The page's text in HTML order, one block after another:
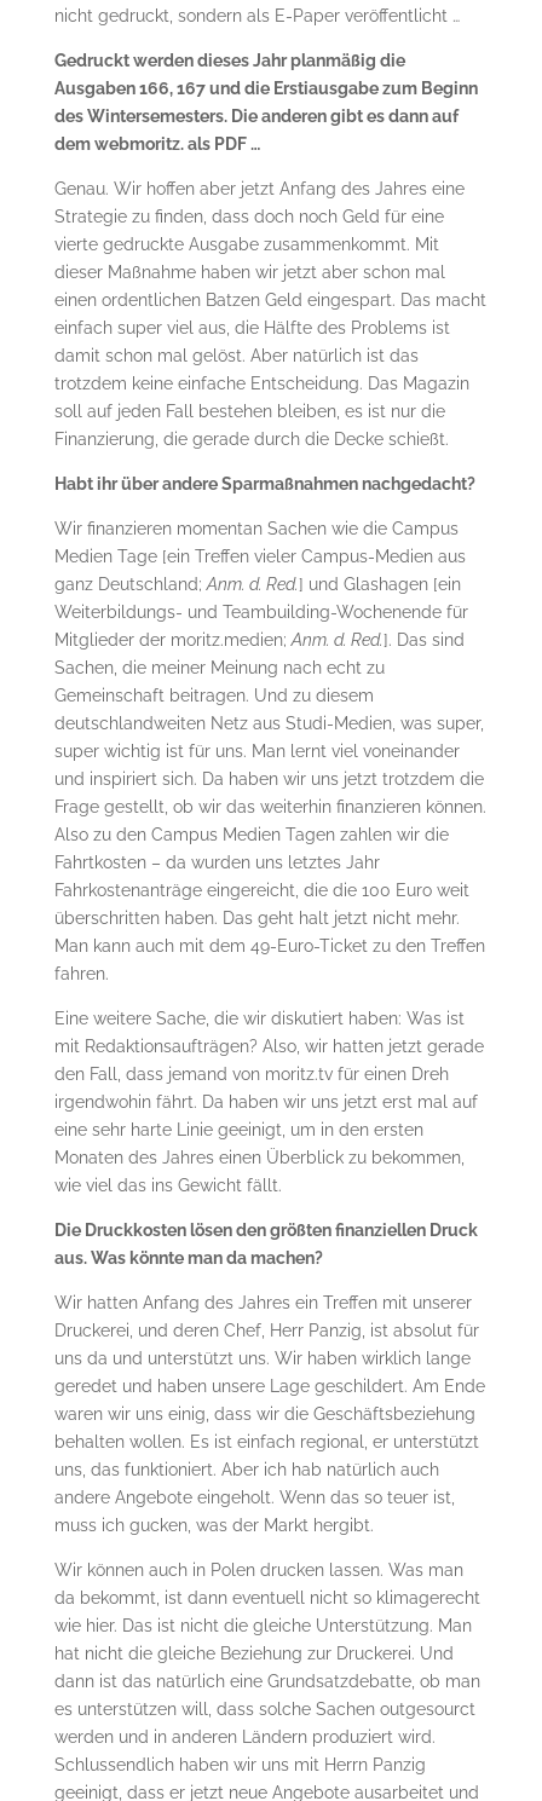
nicht gedruckt, sondern als E-Paper veröffentlicht …
Gedruckt werden dieses Jahr planmäßig die
Ausgaben 166, 167 und die Erstiausgabe zum Beginn
des Wintersemesters. Die anderen gibt es dann auf
dem webmoritz. als PDF …
Genau. Wir hoffen aber jetzt Anfang des Jahres eine
Strategie zu finden, dass doch noch Geld für eine
vierte gedruckte Ausgabe zusammenkommt. Mit
dieser Maßnahme haben wir jetzt aber schon mal
einen ordentlichen Batzen Geld eingespart. Das macht
einfach super viel aus, die Hälfte des Problems ist
damit schon mal gelöst. Aber natürlich ist das
trotzdem keine einfache Entscheidung. Das Magazin
soll auf jeden Fall bestehen bleiben, es ist nur die
Finanzierung, die gerade durch die Decke schießt.
Habt ihr über andere Sparmaßnahmen nachgedacht?
Wir finanzieren momentan Sachen wie die Campus
Medien Tage [ein Treffen vieler Campus-Medien aus
ganz Deutschland;Anm. d. Red.] und Glashagen [ein
Weiterbildungs- und Teambuilding-Wochenende für
Mitglieder der moritz.medien;Anm. d. Red.]. Das sind
Sachen, die meiner Meinung nach echt zu
Gemeinschaft beitragen. Und zu diesem
deutschlandweiten Netz aus Studi-Medien, was super,
super wichtig ist für uns. Man lernt viel voneinander
und inspiriert sich. Da haben wir uns jetzt trotzdem die
Frage gestellt, ob wir das weiterhin finanzieren können.
Also zu den Campus Medien Tagen zahlen wir die
Fahrtkosten – da wurden uns letztes Jahr
Fahrkostenanträge eingereicht, die die 100 Euro weit
überschritten haben. Das geht halt jetzt nicht mehr.
Man kann auch mit dem 49-Euro-Ticket zu den Treffen
fahren.
Eine weitere Sache, die wir diskutiert haben: Was ist
mit Redaktionsaufträgen? Also, wir hatten jetzt gerade
den Fall, dass jemand von moritz.tv für einen Dreh
irgendwohin fährt. Da haben wir uns jetzt erst mal auf
eine sehr harte Linie geeinigt, um in den ersten
Monaten des Jahres einen Überblick zu bekommen,
wie viel das ins Gewicht fällt.
Die Druckkosten lösen den größten finanziellen Druck
aus. Was könnte man da machen?
Wir hatten Anfang des Jahres ein Treffen mit unserer
Druckerei, und deren Chef, Herr Panzig, ist absolut für
uns da und unterstützt uns. Wir haben wirklich lange
geredet und haben unsere Lage geschildert. Am Ende
waren wir uns einig, dass wir die Geschäftsbeziehung
behalten wollen. Es ist einfach regional, er unterstützt
uns, das funktioniert. Aber ich hab natürlich auch
andere Angebote eingeholt. Wenn das so teuer ist,
muss ich gucken, was der Markt hergibt.
Wir können auch in Polen drucken lassen. Was man
da bekommt, ist dann eventuell nicht so klimagerecht
wie hier. Das ist nicht die gleiche Unterstützung. Man
hat nicht die gleiche Beziehung zur Druckerei. Und
dann ist das natürlich eine Grundsatzdebatte, ob man
es unterstützen will, dass solche Sachen outgesourct
werden und in anderen Ländern produziert wird.
Schlussendlich haben wir uns mit Herrn Panzig
geeinigt, dass er jetzt neue Angebote ausarbeitet und